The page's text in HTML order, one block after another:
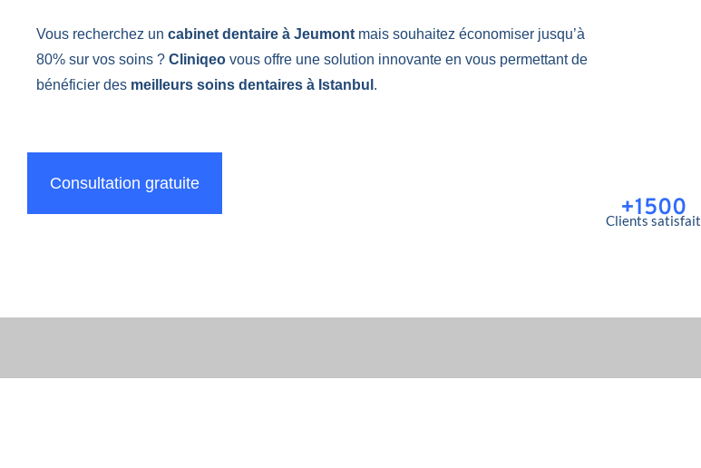
Vous recherchez un cabinet dentaire à Jeumont mais souhaitez économiser jusqu’à
80% sur vos soins ? Cliniqeo vous offre une solution innovante en vous permettant de
bénéficier des meilleurs soins dentaires à Istanbul .
Consultation gratuite
+1500
Clients satisfait